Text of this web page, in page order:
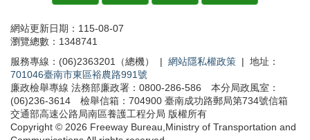
網站更新日期：115-08-07
瀏覽總數：1348741
服務專線：(06)2363201（總機） | 網站隱私權政策 | 地址：
701046臺南市東區裕農路991號
廉政檢舉專線 法務部廉政署：0800-286-586 本分局政風室：
(06)236-3614 檢舉信箱：704900 臺南成功路郵局第734號信箱
交通部高速公路局南區養護工程分局 版權所有
Copyright © 2026 Freeway Bureau,Ministry of Transportation and